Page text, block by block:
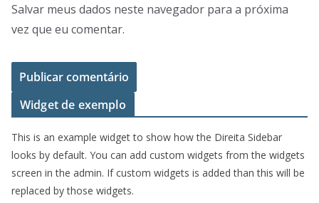
Salvar meus dados neste navegador para a próxima
vez que eu comentar.
Widget de exemplo
This is an example widget to show how the Direita Sidebar
looks by default. You can add custom widgets from the widgets
screen in the admin. If custom widgets is added than this will be
replaced by those widgets.